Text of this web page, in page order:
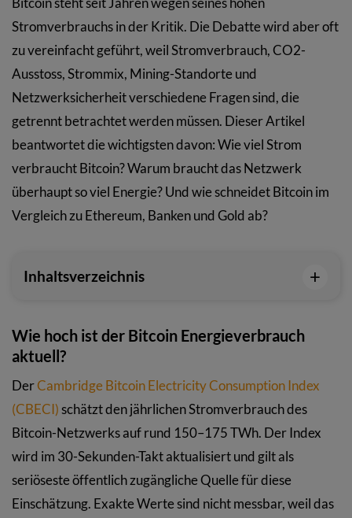
Stromverbrauchs in der Kritik. Die Debatte wird aber oft
zu vereinfacht geführt, weil Stromverbrauch, CO2-
Ausstoss, Strommix, Mining-Standorte und
Netzwerksicherheit verschiedene Fragen sind, die
getrennt betrachtet werden müssen. Dieser Artikel
beantwortet die wichtigsten davon: Wie viel Strom
verbraucht Bitcoin? Warum braucht das Netzwerk
überhaupt so viel Energie? Und wie schneidet Bitcoin im
Vergleich zu Ethereum, Banken und Gold ab?
Inhaltsverzeichnis +
Wie hoch ist der Bitcoin Energieverbrauch
aktuell?
DerCambridge Bitcoin Electricity Consumption Index
(CBECI)schätzt den jährlichen Stromverbrauch des
Bitcoin-Netzwerks auf rund 150–175 TWh. Der Index
wird im 30-Sekunden-Takt aktualisiert und gilt als
seriöseste öffentlich zugängliche Quelle für diese
Einschätzung. Exakte Werte sind nicht messbar, weil das